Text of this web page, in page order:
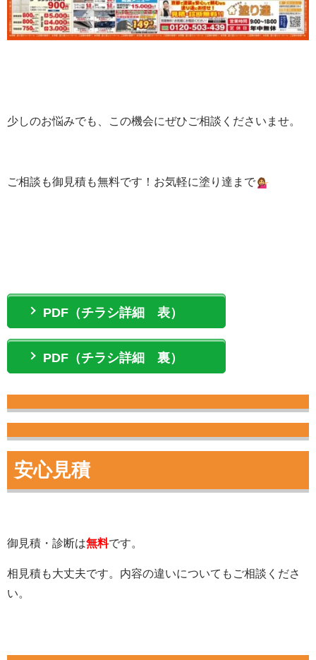
少しのお悩みでも、この機会にぜひご相談くださいませ。
ご相談も御見積も無料です！お気軽に塗り達まで
PDF（チラシ詳細 表）
PDF（チラシ詳細 裏）
安心見積
御見積・診断は無料です。
相見積も大丈夫です。内容の違いについてもご相談くださ
い。